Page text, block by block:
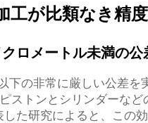
工が比類なき精
ロメートル未満の公
下の非常に厳しい公差
ストンとシリンダーな
た研究によると、この